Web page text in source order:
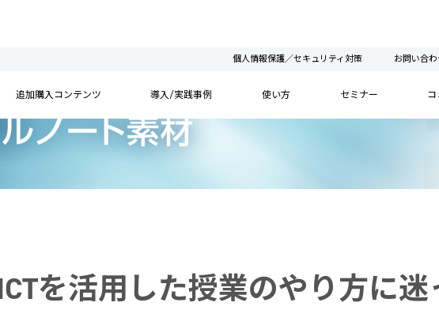
個人情報保護／セキュリティ対策 お問い合
追加購入コンテンツ 導入/実践事例 使い方 セミナー コ
を活用した授業のやり方に